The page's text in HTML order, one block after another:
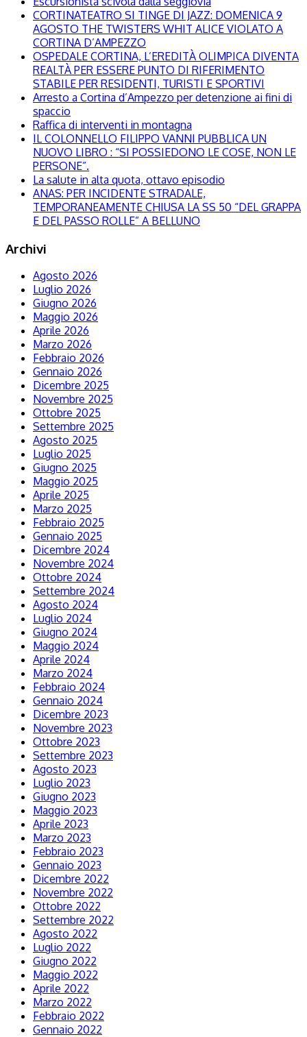
CORTINATEATRO SI TINGE DI JAZZ: DOMENICA 9
AGOSTO THE TWISTERS WHIT ALICE VIOLATO A
CORTINA D’AMPEZZO
OSPEDALE CORTINA, L’EREDITÀ OLIMPICA DIVENTA
REALTÀ PER ESSERE PUNTO DI RIFERIMENTO
STABILE PER RESIDENTI, TURISTI E SPORTIVI
Arresto a Cortina d’Ampezzo per detenzione ai fini di
spaccio
Raffica di interventi in montagna
IL COLONNELLO FILIPPO VANNI PUBBLICA UN
NUOVO LIBRO : “SI POSSIEDONO LE COSE, NON LE
PERSONE”.
La salute in alta quota, ottavo episodio
ANAS: PER INCIDENTE STRADALE,
TEMPORANEAMENTE CHIUSA LA SS 50 “DEL GRAPPA
E DEL PASSO ROLLE” A BELLUNO
Archivi
Agosto 2026
Luglio 2026
Giugno 2026
Maggio 2026
Aprile 2026
Marzo 2026
Febbraio 2026
Gennaio 2026
Dicembre 2025
Novembre 2025
Ottobre 2025
Settembre 2025
Agosto 2025
Luglio 2025
Giugno 2025
Maggio 2025
Aprile 2025
Marzo 2025
Febbraio 2025
Gennaio 2025
Dicembre 2024
Novembre 2024
Ottobre 2024
Settembre 2024
Agosto 2024
Luglio 2024
Giugno 2024
Maggio 2024
Aprile 2024
Marzo 2024
Febbraio 2024
Gennaio 2024
Dicembre 2023
Novembre 2023
Ottobre 2023
Settembre 2023
Agosto 2023
Luglio 2023
Giugno 2023
Maggio 2023
Aprile 2023
Marzo 2023
Febbraio 2023
Gennaio 2023
Dicembre 2022
Novembre 2022
Ottobre 2022
Settembre 2022
Agosto 2022
Luglio 2022
Giugno 2022
Maggio 2022
Aprile 2022
Marzo 2022
Febbraio 2022
Gennaio 2022